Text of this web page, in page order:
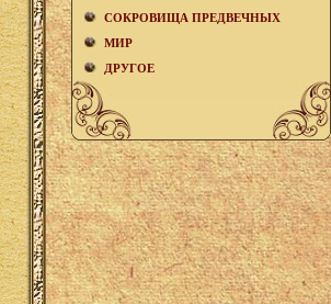
СОКРОВИЩА ПРЕДВЕЧНЫХ
МИР
ДРУГОЕ